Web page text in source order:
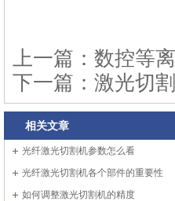
上一篇： 数控等
下一篇： 激光切
相关文章
光纤激光切割机参数怎么看
光纤激光切割机各个部件的重要性
如何调整激光切割机的精度